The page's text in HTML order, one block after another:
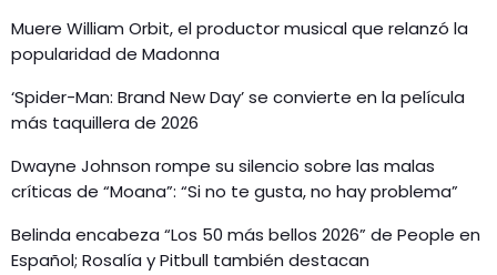
Muere William Orbit, el productor musical que relanzó la
popularidad de Madonna
‘Spider-Man: Brand New Day’ se convierte en la película
más taquillera de 2026
Dwayne Johnson rompe su silencio sobre las malas
críticas de “Moana”: “Si no te gusta, no hay problema”
Belinda encabeza “Los 50 más bellos 2026” de People en
Español; Rosalía y Pitbull también destacan